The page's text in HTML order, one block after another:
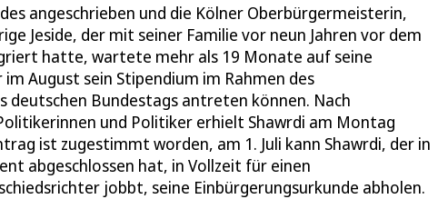
angeschrieben und die Kölner Oberbürgermeisterin,
Jeside, der mit seiner Familie vor neun Jahren vor dem
hatte, wartete mehr als 19 Monate auf seine
August sein Stipendium im Rahmen des
Bundestags antreten können. Nach
und Politiker erhielt Shawrdi am Montag
ist zugestimmt worden, am 1. Juli kann Shawrdi, der in
abgeschlossen hat, in Vollzeit für einen
jobbt, seine Einbürgerungsurkunde abholen.